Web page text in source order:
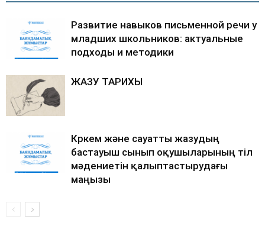
Развитие навыков письменной речи у
младших школьников: актуальные
подходы и методики
ЖАЗУ ТАРИХЫ
Көркем және сауатты жазудың
бастауыш сынып оқушыларының тіл
мәдениетін қалыптастырудағы
маңызы